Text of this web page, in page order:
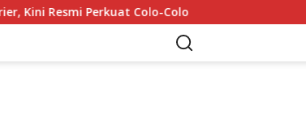
Colo-Colo Mohamed Salah Tiba di